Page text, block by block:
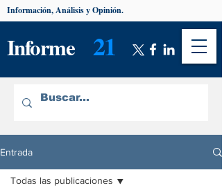
Informe 21
Información, Análisis y Opinión.
Entrada
Todas las publicaciones